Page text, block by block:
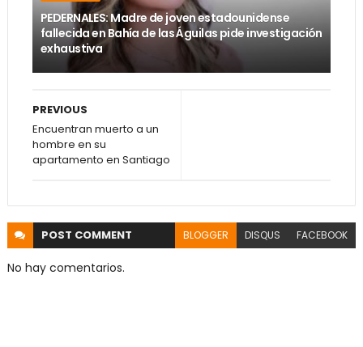
PEDERNALES: Madre de joven estadounidense
fallecida en Bahía de las Águilas pide investigación
exhaustiva
PREVIOUS
Encuentran muerto a un
hombre en su
apartamento en Santiago
POST COMMENT BLOGGER DISQUS FACEBOOK
No hay comentarios.